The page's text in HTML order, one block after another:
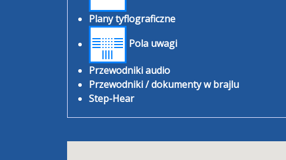
Plany tyflograficzne
Pola uwagi
Przewodniki audio
Przewodniki / dokumenty w brajlu
Step-Hear